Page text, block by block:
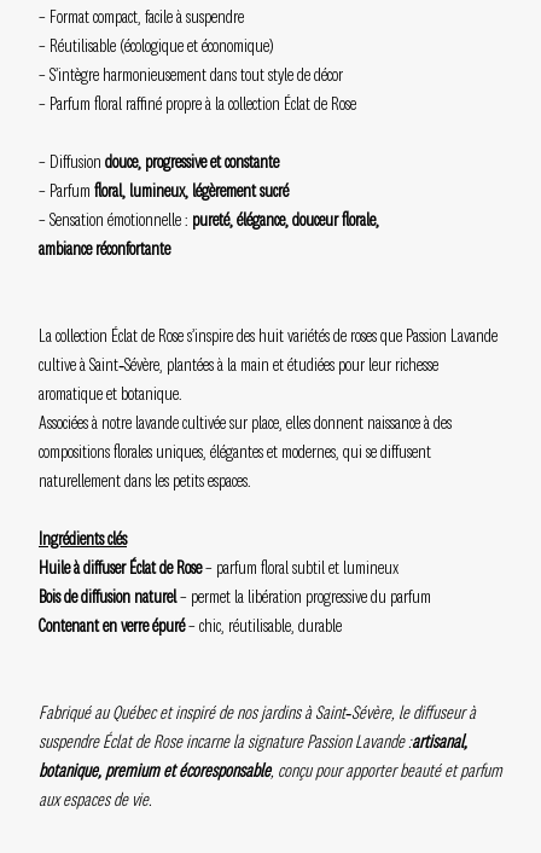
– Format compact, facile à suspendre
– Réutilisable (écologique et économique)
– S’intègre harmonieusement dans tout style de décor
– Parfum floral raffiné propre à la collection Éclat de Rose
– Diffusion douce, progressive et constante
– Parfum floral, lumineux, légèrement sucré
– Sensation émotionnelle : pureté, élégance, douceur florale,
ambiance réconfortante
La collection Éclat de Rose s’inspire des huit variétés de roses que Passion Lavande
cultive à Saint‑Sévère, plantées à la main et étudiées pour leur richesse
aromatique et botanique.
Associées à notre lavande cultivée sur place, elles donnent naissance à des
compositions florales uniques, élégantes et modernes, qui se diffusent
naturellement dans les petits espaces.
Ingrédients clés
Huile à diffuser Éclat de Rose– parfum floral subtil et lumineux
Bois de diffusion naturel– permet la libération progressive du parfum
Contenant en verre épuré– chic, réutilisable, durable
Fabriqué au Québec et inspiré de nos jardins à Saint‑Sévère, le diffuseur à
suspendre Éclat de Rose incarne la signature Passion Lavande :artisanal,
botanique, premium et écoresponsable, conçu pour apporter beauté et parfum
aux espaces de vie.